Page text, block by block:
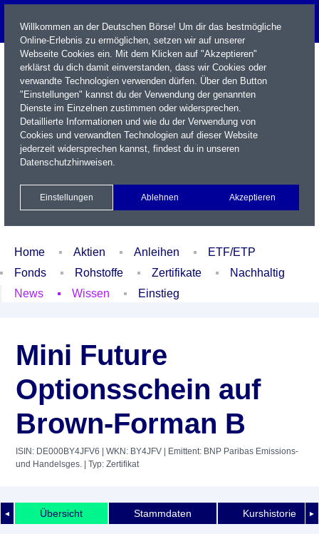
Name / WKN / ISIN / Kürzel
Xetra Realtime
Watchlist Portfolio Login
Home Aktien Anleihen
ETF/ETP
Fonds
Rohstoffe Zertifikate
Nachhaltig
News
Wissen Einstieg
Mini Future
Optionsschein auf
Brown-Forman B
ISIN: DE000BY4JFV6 | WKN: BY4JFV | Emittent: BNP Paribas Emissions-
und Handelsges. | Typ: Zertifikat
◄ ►
Übersicht Stammdaten Kurshistorie
Willkommen an der Deutschen Börse! Um dir das bestmögliche
Online-Erlebnis zu ermöglichen, setzen wir auf unserer
Webseite Cookies ein. Mit dem Klicken auf "Akzeptieren"
erklärst du dich damit einverstanden, dass wir Cookies oder
verwandte Technologien verwenden dürfen. Über den Button
"Einstellungen" kannst du der Verwendung der genannten
Dienste im Einzelnen zustimmen oder widersprechen.
Detaillierte Informationen und wie du der Verwendung von
Cookies und verwandten Technologien auf dieser Website
jederzeit widersprechen kannst, findest du in unseren
Datenschutzhinweisen.
Einstellungen Ablehnen Akzeptieren